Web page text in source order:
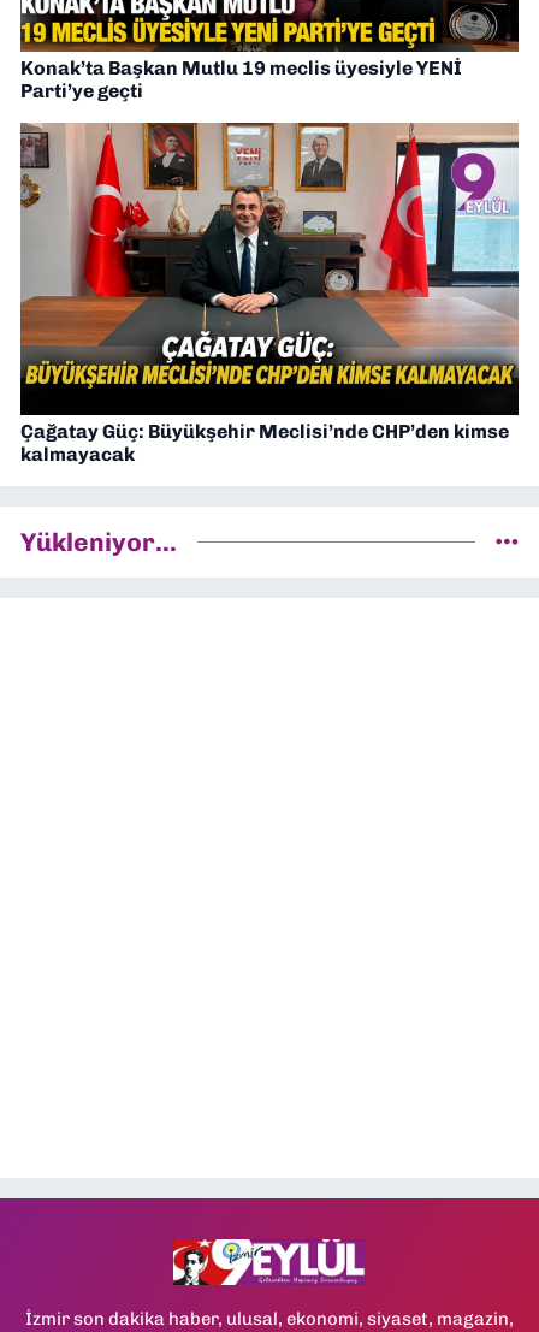
Konak’ta Başkan Mutlu 19 meclis üyesiyle YENİ
Parti’ye geçti
Çağatay Güç: Büyükşehir Meclisi’nde CHP’den kimse
kalmayacak
Yükleniyor...
İzmir son dakika haber, ulusal, ekonomi, siyaset, magazin,